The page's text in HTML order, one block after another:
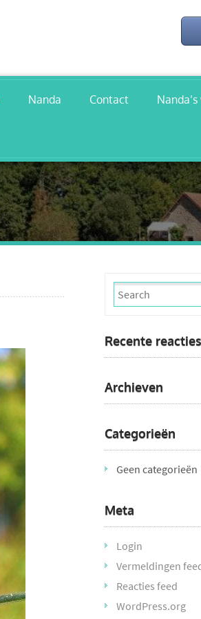
Nanda Contact
Recente reacties
Archieven
Categorieën
Geen categorieën
Meta
Login
Vermeldingen
Reacties feed
WordPress.org